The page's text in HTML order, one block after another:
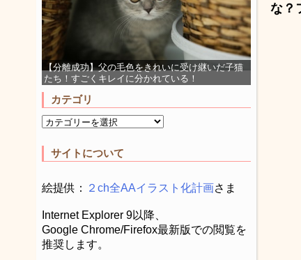
【分離成功】父の毛色をきれいに受け継いだ子猫
たち！すごくキレイに分かれている！
カテゴリ
サイトについて
絵提供： ２ch全AAイラスト化計画さま
Internet Explorer 9以降、
Google Chrome/Firefox最新版での閲覧を
推奨します。
な？